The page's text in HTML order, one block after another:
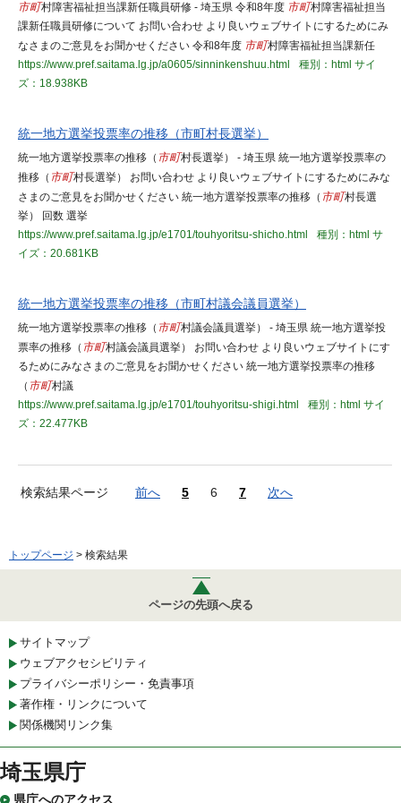
市町村障害福祉担当課新任職員研修 - 埼玉県 令和8年度 市町村障害福祉担当
課新任職員研修について お問い合わせ より良いウェブサイトにするためにみ
なさまのご意見をお聞かせください 令和8年度 市町村障害福祉担当課新任
https://www.pref.saitama.lg.jp/a0605/sinninkenshuu.html
種別：html サイ
ズ：18.938KB
統一地方選挙投票率の推移（市町村長選挙）
統一地方選挙投票率の推移（ 市町村長選挙） - 埼玉県 統一地方選挙投票率の
推移（ 市町村長選挙） お問い合わせ より良いウェブサイトにするためにみな
さまのご意見をお聞かせください 統一地方選挙投票率の推移（ 市町村長選
挙） 回数 選挙
https://www.pref.saitama.lg.jp/e1701/touhyoritsu-shicho.html
種別：html サ
イズ：20.681KB
統一地方選挙投票率の推移（市町村議会議員選挙）
統一地方選挙投票率の推移（ 市町村議会議員選挙） - 埼玉県 統一地方選挙投
票率の推移（ 市町村議会議員選挙） お問い合わせ より良いウェブサイトにす
るためにみなさまのご意見をお聞かせください 統一地方選挙投票率の推移
（ 市町村議
https://www.pref.saitama.lg.jp/e1701/touhyoritsu-shigi.html
種別：html サイ
ズ：22.477KB
検索結果ページ 前へ 5 6 7 次へ
トップページ > 検索結果
ページの先頭へ戻る
サイトマップ
ウェブアクセシビリティ
プライバシーポリシー・免責事項
著作権・リンクについて
関係機関リンク集
埼玉県庁
県庁へのアクセス